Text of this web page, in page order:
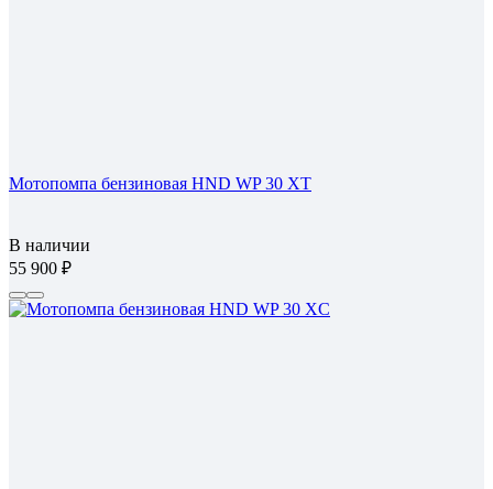
Мотопомпа бензиновая HND WP 30 XT
В наличии
55 900